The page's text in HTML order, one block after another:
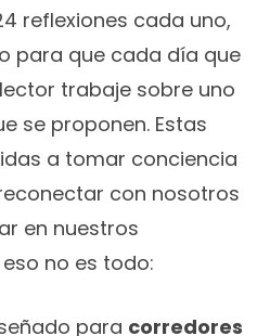
reflexiones cada uno,
para que cada día que
trabaje sobre uno
se proponen. Estas
a tomar conciencia
con nosotros
en nuestros
no es todo:
para corredores